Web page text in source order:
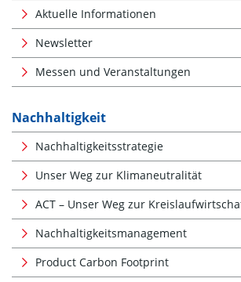
Aktuelle Informationen
Newsletter
Messen und Veranstaltungen
Nachhaltigkeit
Nachhaltigkeitsstrategie
Unser Weg zur Klimaneutralität
ACT – Unser Weg zur
Nachhaltigkeitsmanagement
Product Carbon Footprint